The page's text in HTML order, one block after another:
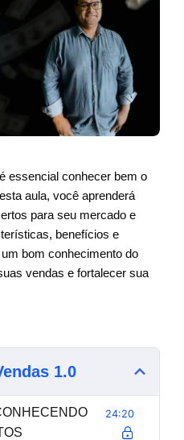
essencial conhecer bem o
aula, você aprenderá
para seu mercado e
benefícios e
bom conhecimento do
vendas e fortalecer sua
1.0
24:20